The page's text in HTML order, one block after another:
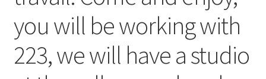
you will be working with
223, we will have a studio